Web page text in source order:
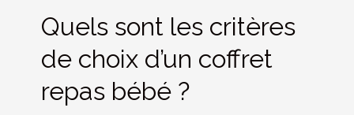
Quels sont les critères
de choix d’un coffret
repas bébé ?